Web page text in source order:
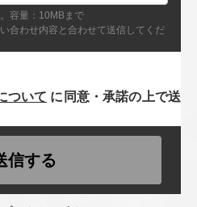
容量：10MBまで
合わせ内容と合わせて送信してくだ
ついて に同意・承諾の上で送
信する